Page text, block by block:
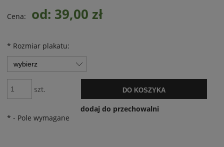
Cena: od: 39,00 zł
* Rozmiar plakatu:
szt. DO KOSZYKA
dodaj do przechowalni
* - Pole wymagane